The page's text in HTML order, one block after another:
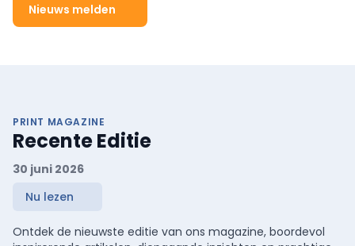
Nieuws melden
PRINT MAGAZINE
Recente Editie
30 juni 2026
Nu lezen
Ontdek de nieuwste editie van ons magazine, boordevol